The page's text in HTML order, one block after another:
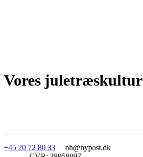
Vores juletræskultur
+45 20 72 80 33
nh@nypost.dk